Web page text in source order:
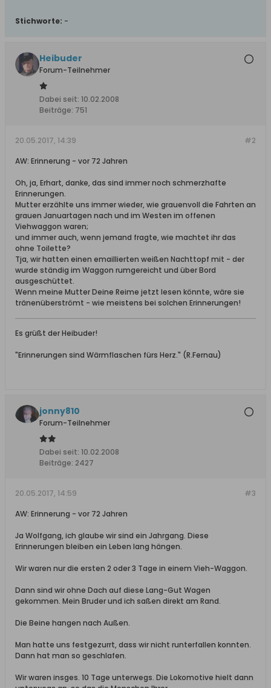
Stichworte: -
Heibuder
Forum-Teilnehmer
Dabei seit: 10.02.2008
Beiträge: 751
#2
20.05.2017, 14:39
AW: Erinnerung - vor 72 Jahren
Oh, ja, Erhart, danke, das sind immer noch schmerzhafte
Erinnerungen.
Mutter erzählte uns immer wieder, wie grauenvoll die Fahrten an
grauen Januartagen nach und im Westen im offenen
Viehwaggon waren;
und immer auch, wenn jemand fragte, wie machtet ihr das
ohne Toilette?
Tja, wir hatten einen emaillierten weißen Nachttopf mit - der
wurde ständig im Waggon rumgereicht und über Bord
ausgeschüttet.
Wenn meine Mutter Deine Reime jetzt lesen könnte, wäre sie
tränenüberströmt - wie meistens bei solchen Erinnerungen!
Es grüßt der Heibuder!
"Erinnerungen sind Wärmflaschen fürs Herz." (R.Fernau)
jonny810
Forum-Teilnehmer
Dabei seit: 10.02.2008
Beiträge: 2427
#3
20.05.2017, 14:59
AW: Erinnerung - vor 72 Jahren
Ja Wolfgang, ich glaube wir sind ein Jahrgang. Diese
Erinnerungen bleiben ein Leben lang hängen.
Wir waren nur die ersten 2 oder 3 Tage in einem Vieh-Waggon.
Dann sind wir ohne Dach auf diese Lang-Gut Wagen
gekommen. Mein Bruder und ich saßen direkt am Rand.
Die Beine hangen nach Außen.
Man hatte uns festgezurrt, dass wir nicht runterfallen konnten.
Dann hat man so geschlafen.
Wir waren insges. 10 Tage unterwegs. Die Lokomotive hielt dann